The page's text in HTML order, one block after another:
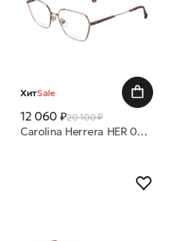
ХитSale
12 060 ₽20 100 ₽
Carolina Herrera HER 0338 HZJ 56 16 оправа